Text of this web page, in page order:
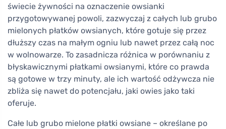
świecie żywności na oznaczenie owsianki
przygotowywanej powoli, zazwyczaj z całych lub grubo
mielonych płatków owsianych, które gotuje się przez
dłuższy czas na małym ogniu lub nawet przez całą noc
w wolnowarze. To zasadnicza różnica w porównaniu z
błyskawicznymi płatkami owsianymi, które co prawda
są gotowe w trzy minuty, ale ich wartość odżywcza nie
zbliża się nawet do potencjału, jaki owies jako taki
oferuje.
Całe lub grubo mielone płatki owsiane – określane po